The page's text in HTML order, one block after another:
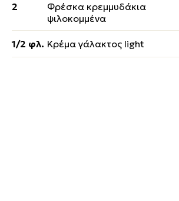
2
Φρέσκα κρεμμυδάκια
ψιλοκομμένα
1/2 φλ. Κρέμα γάλακτος light